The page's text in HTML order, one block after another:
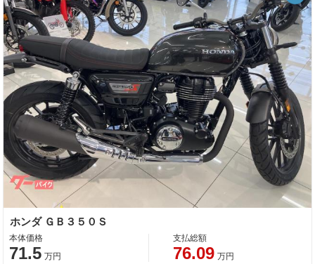
ホンダ ＧＢ３５０Ｓ
本体価格
71.5 万円
支払総額
76.09 万円